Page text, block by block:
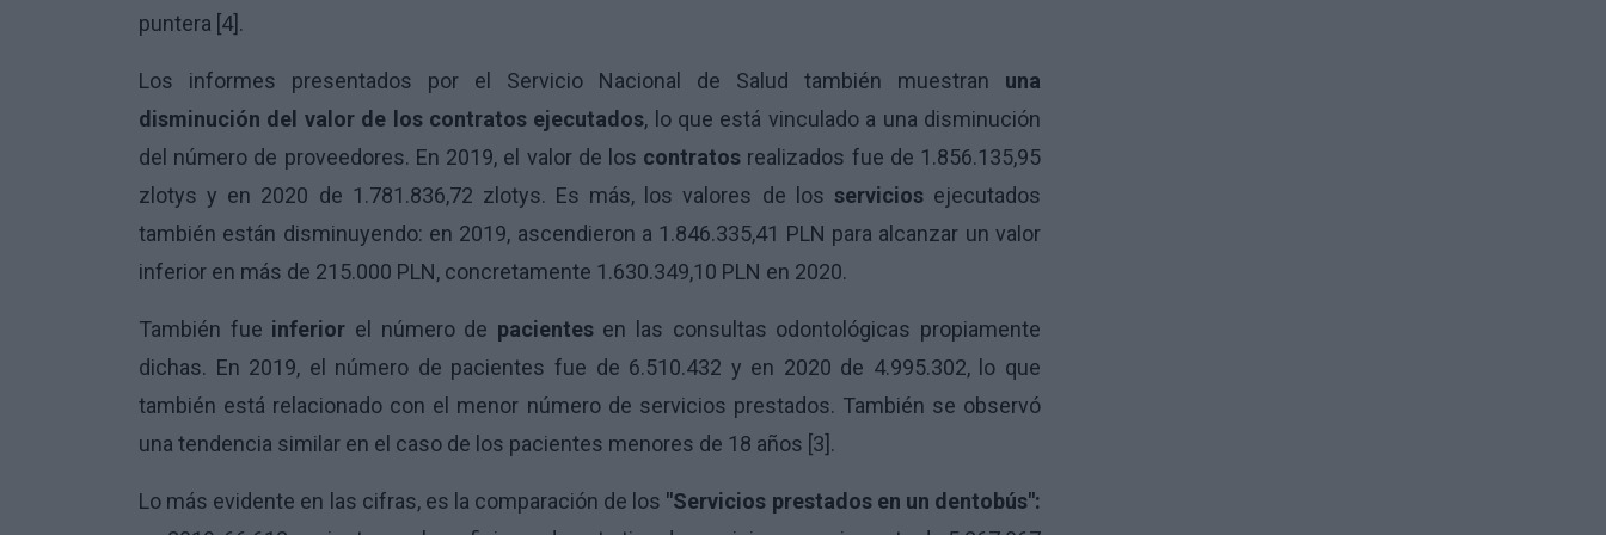
puntera [4].
Los informes presentados por el Servicio Nacional de Salud también muestran una
disminución del valor de los contratos ejecutados, lo que está vinculado a una disminución
del número de proveedores. En 2019, el valor de los contratos realizados fue de 1.856.135,95
zlotys y en 2020 de 1.781.836,72 zlotys. Es más, los valores de los serviciosejecutados
también están disminuyendo: en 2019, ascendieron a 1.846.335,41 PLN para alcanzar un valor
inferior en más de 215.000 PLN, concretamente 1.630.349,10 PLN en 2020.
También fue inferior el número de pacientesen las consultas odontológicas propiamente
dichas. En 2019, el número de pacientes fue de 6.510.432 y en 2020 de 4.995.302, lo que
también está relacionado con el menor número de servicios prestados. También se observó
una tendencia similar en el caso de los pacientes menores de 18 años [3].
Lo más evidente en las cifras, es la comparación de los "Servicios prestados en un dentobús":